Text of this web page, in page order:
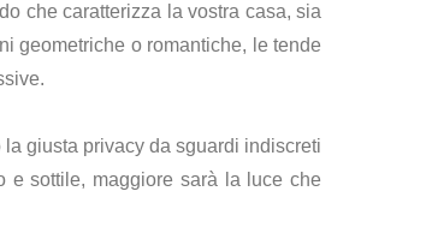
che caratterizza la vostra casa, sia
geometriche o romantiche, le tende
giusta privacy da sguardi indiscreti
sottile, maggiore sarà la luce che